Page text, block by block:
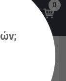
0